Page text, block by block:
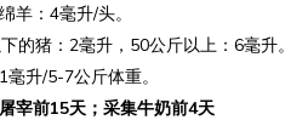
羊：4毫升/头。
的猪：2毫升，50公斤以上：6毫升。
毫升/5-7公斤体重。
宰前15天；采集牛奶前4天